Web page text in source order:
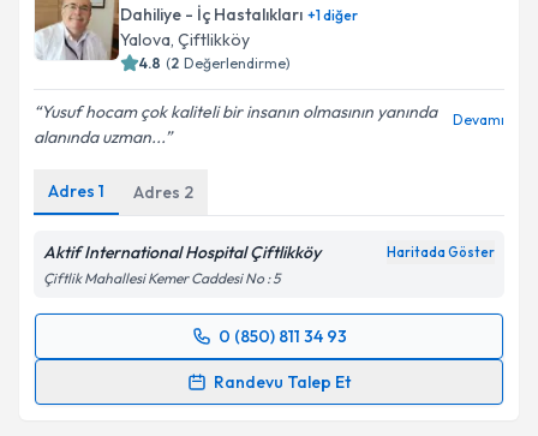
E-posta Adresiniz
Kişisel verilerimin işlenmesine ilişkin
kapsamda işlenmesini kabul ediyorum.
Takvim Talebini Gönder
Dahiliye - İç Hastalıkları +1diğer
Yalova, Çiftlikköy
4.8 (2 Değerlendirme)
Yusuf hocam çok kaliteli bir insanın olmasının yanında
alanında uzman...
Devamı
Adres 1 Adres 2
Aktif International Hospital Çiftlikköy Haritada Göster
Çiftlik Mahallesi Kemer Caddesi No : 5
0 (850) 811 34 93
Randevu Talep Et
Randevu Takvimi Talebi